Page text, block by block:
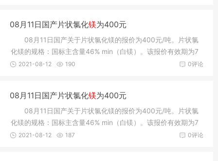
08月11日国产片状氯化镁为400元
08月11日国产关于片状氯化镁的报价为400元/吨。片状氯
化镁的规格：国标主含量46% min（白镁）。该报价有效期为7
天。报价提供
0评论
2021-08-12 190
08月11日国产片状氯化镁为400元
08月11日国产关于片状氯化镁的报价为400元/吨。片状氯
化镁的规格：国标主含量46% min（白镁）。该报价有效期为7
天。报价提供
0评论
2021-08-12 187